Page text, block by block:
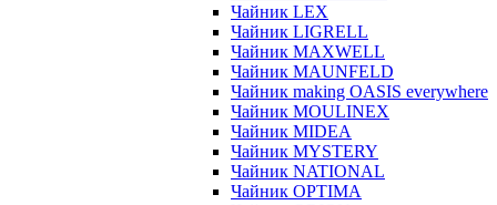
Чайник LEX
Чайник LIGRELL
Чайник MAXWELL
Чайник MAUNFELD
Чайник making OASIS everywhere
Чайник MOULINEX
Чайник MIDEA
Чайник MYSTERY
Чайник NATIONAL
Чайник OPTIMA